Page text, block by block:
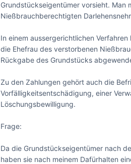
Grundstückseigentümer vorsieht. Man
Nießbrauchberechtigten
In einem aussergerichtlichen
die Ehefrau des verstorbenen
Rückgabe des Grundstücks
Zu den Zahlungen gehört auch die
Vorfälligkeitsentschädigung, einer
Löschungsbewilligung.
Frage:
Da die Grundstückseigentümer nach
haben sie nach meinem Dafürhalten